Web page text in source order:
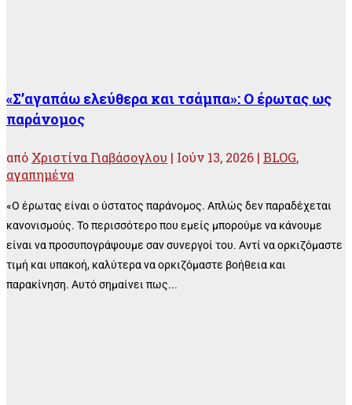
«Σ’αγαπάω ελεύθερα και τσάμπα»: Ο έρωτας ως
παράνομος
από Χριστίνα Γιαβάσογλου | Ιούν 13, 2026 | BLOG,
αγαπημένα
«Ο έρωτας είναι ο ύστατος παράνομος. Απλώς δεν παραδέχεται
κανονισμούς. Το περισσότερο που εμείς μπορούμε να κάνουμε
είναι να προσυπογράψουμε σαν συνεργοί του. Αντί να ορκιζόμαστε
τιμή και υπακοή, καλύτερα να ορκιζόμαστε βοήθεια και
παρακίνηση. Αυτό σημαίνει πως...